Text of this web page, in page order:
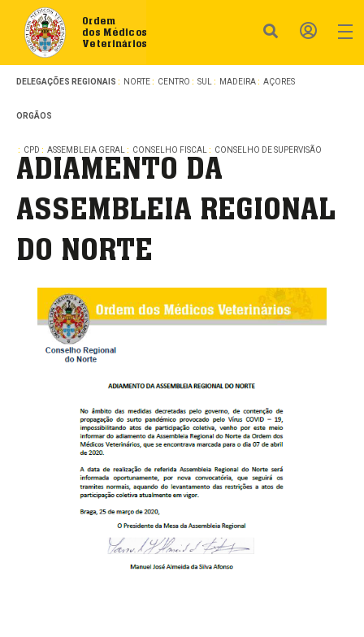
Ordem
dos Médicos
Veterinários
DELEGAÇÕES REGIONAIS NORTE CENTRO SUL MADEIRA AÇORES
ORGÃOS
CPD ASSEMBLEIA GERAL CONSELHO FISCAL CONSELHO DE SUPERVISÃO
ADIAMENTO DA
ASSEMBLEIA REGIONAL
DO NORTE